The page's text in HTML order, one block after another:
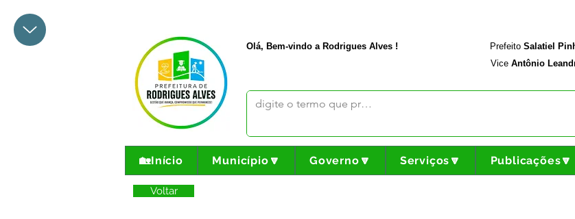
Olá, Bem-vindo a Rodrigues Alves ! Prefeito Salatiel
Vice Antônio
🏡Início Município🔽 Governo🔽 Serviços🔽 Publicações🔽
Voltar